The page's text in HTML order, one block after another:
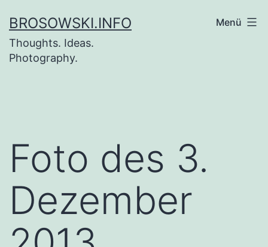
Inhalt
springen
BROSOWSKI.INFO
Thoughts. Ideas.
Photography.
Menü
Foto des 3.
Dezember